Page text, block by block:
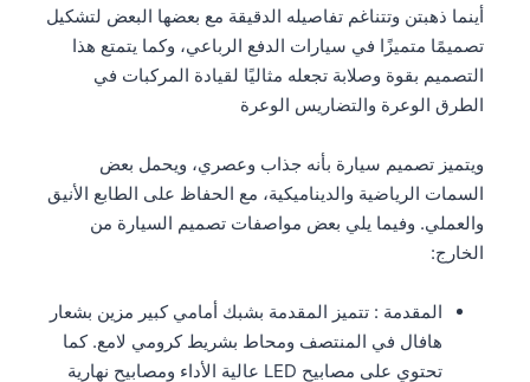
أينما ذهبتن وتتناغم تفاصيله الدقيقة مع بعضها البعض لتشكيل
تصميمًا متميزًا في سيارات الدفع الرباعي، وكما يتمتع هذا
التصميم بقوة وصلابة تجعله مثاليًا لقيادة المركبات في
الطرق الوعرة والتضاريس الوعرة
ويتميز تصميم سيارة بأنه جذاب وعصري، ويحمل بعض
السمات الرياضية والديناميكية، مع الحفاظ على الطابع الأنيق
والعملي. وفيما يلي بعض مواصفات تصميم السيارة من
الخارج:
المقدمة : تتميز المقدمة بشبك أمامي كبير مزين بشعار
هافال في المنتصف ومحاط بشريط كرومي لامع. كما
تحتوي على مصابيح LED عالية الأداء ومصابيح نهارية